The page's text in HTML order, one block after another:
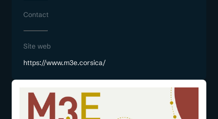
Contact
Site web
https://www.m3e.corsica/